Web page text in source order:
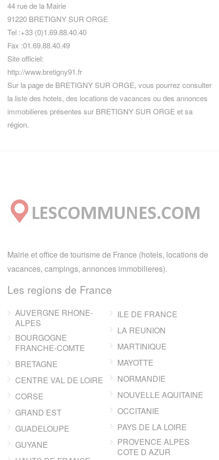
44 rue de la Mairie
91220 BRETIGNY SUR ORGE
Tel :+33 (0)1.69.88.40.40
Fax :01.69.88.40.49
Site officiel:
http://www.bretigny91.fr
Sur la page de BRETIGNY SUR ORGE, vous pourrez consulter
la liste des hotels, des locations de vacances ou des annonces
immobilieres présentes sur BRETIGNY SUR ORGE et sa
région.
Mairie et office de tourisme de France (hotels, locations de
vacances, campings, annonces immobilieres).
Les regions de France
AUVERGNE RHONE-
ALPES
BOURGOGNE
FRANCHE-COMTE
BRETAGNE
CENTRE VAL DE LOIRE
CORSE
GRAND EST
GUADELOUPE
GUYANE
ILE DE FRANCE
LA REUNION
MARTINIQUE
MAYOTTE
NORMANDIE
NOUVELLE AQUITAINE
OCCITANIE
PAYS DE LA LOIRE
PROVENCE ALPES
COTE D AZUR